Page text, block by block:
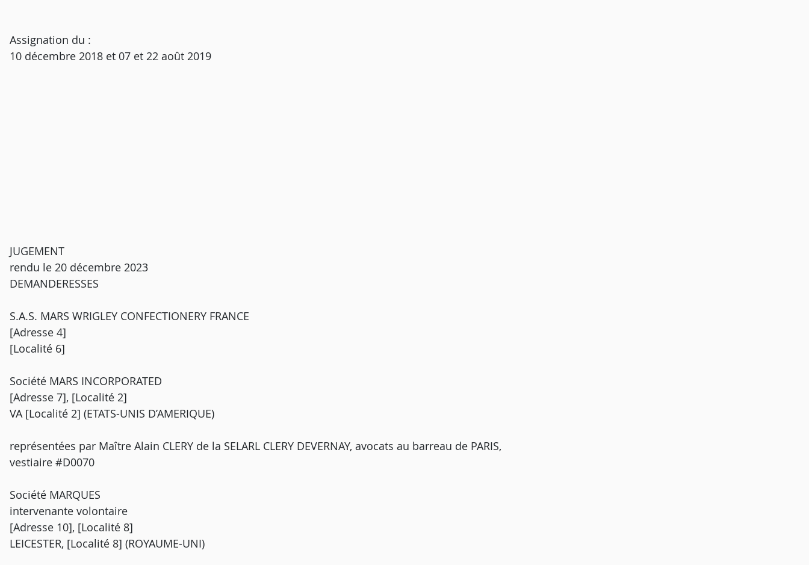
Assignation du :
10 décembre 2018 et 07 et 22 août 2019
JUGEMENT
rendu le 20 décembre 2023
DEMANDERESSES
S.A.S. MARS WRIGLEY CONFECTIONERY FRANCE
[Adresse 4]
[Localité 6]
Société MARS INCORPORATED
[Adresse 7], [Localité 2]
VA [Localité 2] (ETATS-UNIS D’AMERIQUE)
représentées par Maître Alain CLERY de la SELARL CLERY DEVERNAY, avocats au barreau de PARIS,
vestiaire #D0070
Société MARQUES
intervenante volontaire
[Adresse 10], [Localité 8]
LEICESTER, [Localité 8] (ROYAUME-UNI)